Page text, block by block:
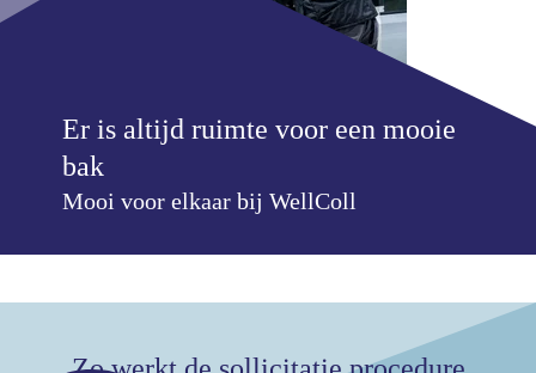
Er is altijd ruimte voor een mooie
bak
Mooi voor elkaar bij WellColl